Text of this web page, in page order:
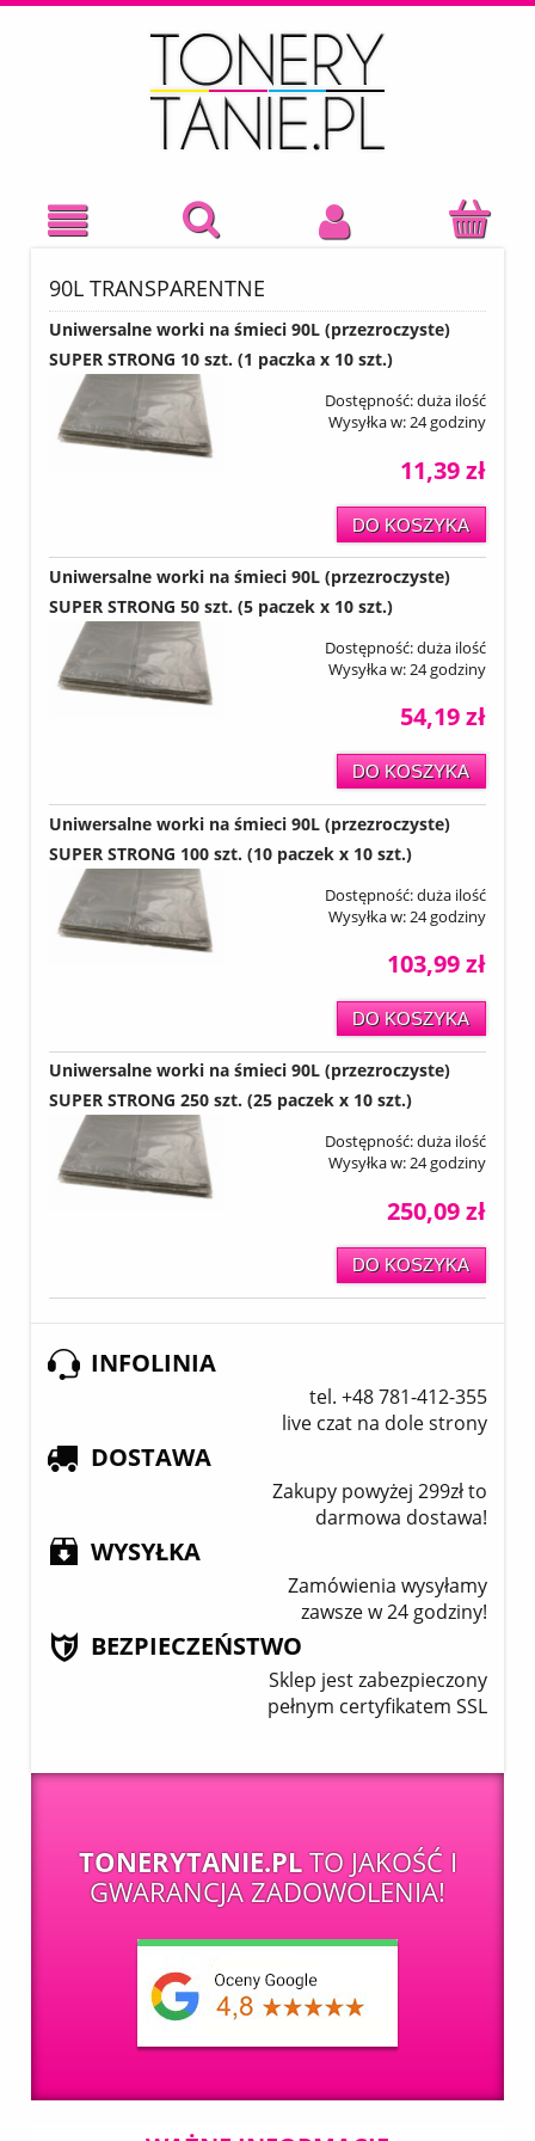
90L TRANSPARENTNE
Uniwersalne worki na śmieci 90L (przezroczyste)
SUPER STRONG 10 szt. (1 paczka x 10 szt.)
Dostępność:duża ilość
Wysyłka w:24 godziny
11,39 zł
DO KOSZYKA
Uniwersalne worki na śmieci 90L (przezroczyste)
SUPER STRONG 50 szt. (5 paczek x 10 szt.)
Dostępność:duża ilość
Wysyłka w:24 godziny
54,19 zł
DO KOSZYKA
Uniwersalne worki na śmieci 90L (przezroczyste)
SUPER STRONG 100 szt. (10 paczek x 10 szt.)
Dostępność:duża ilość
Wysyłka w: 24 godziny
103,99 zł
DO KOSZYKA
Uniwersalne worki na śmieci 90L (przezroczyste)
SUPER STRONG 250 szt. (25 paczek x 10 szt.)
Dostępność:duża ilość
Wysyłka w:24 godziny
250,09 zł
DO KOSZYKA
INFOLINIA
tel. +48 781-412-355
live czat na dole strony
DOSTAWA
Zakupy powyżej 299zł to
darmowa dostawa!
WYSYŁKA
Zamówienia wysyłamy
zawsze w 24 godziny!
BEZPIECZEŃSTWO
Sklep jest zabezpieczony
pełnym certyfikatem SSL
TONERYTANIE.PLTO JAKOŚĆ I
GWARANCJA ZADOWOLENIA!